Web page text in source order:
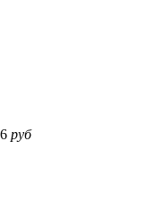
руб